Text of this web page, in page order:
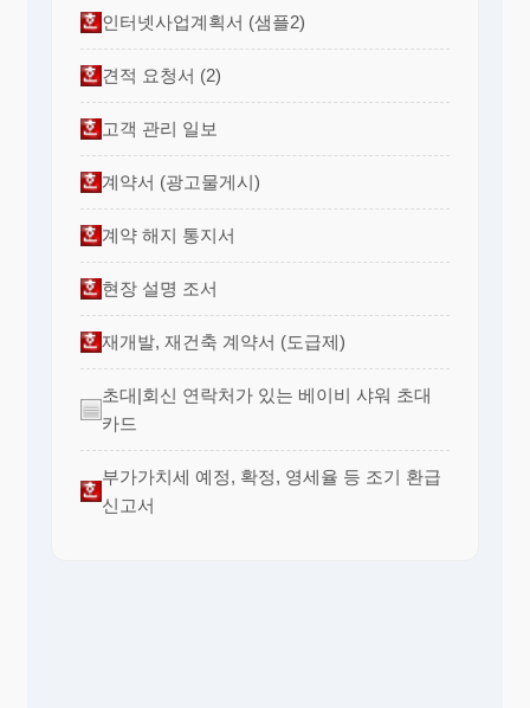
인터넷사업계획서 (샘플2)
견적 요청서 (2)
고객 관리 일보
계약서 (광고물게시)
계약 해지 통지서
현장 설명 조서
재개발, 재건축 계약서 (도급제)
초대|회신 연락처가 있는 베이비 샤워 초대
카드
부가가치세 예정, 확정, 영세율 등 조기 환급
신고서